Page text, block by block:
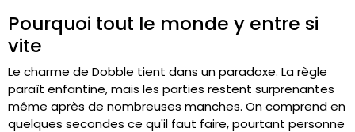
Pourquoi tout le monde y entre si
vite
Le charme de Dobble tient dans un paradoxe. La règle
paraît enfantine, mais les parties restent surprenantes
même après de nombreuses manches. On comprend en
quelques secondes ce qu'il faut faire, pourtant personne